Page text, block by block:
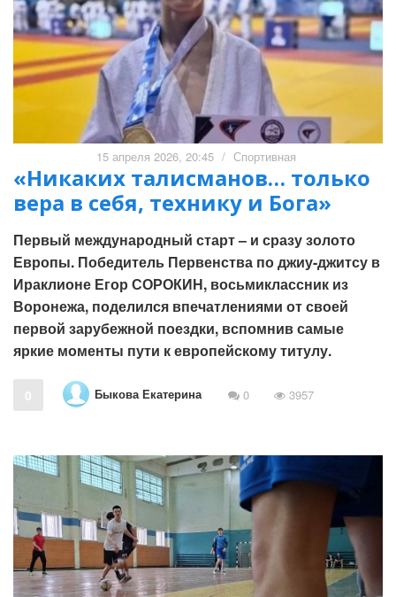
15 апреля 2026, 20:45 / Спортивная
«Никаких талисманов… только
вера в себя, технику и Бога»
Первый международный старт – и сразу золото
Европы. Победитель Первенства по джиу-джитсу в
Ираклионе Егор СОРОКИН, восьмиклассник из
Воронежа, поделился впечатлениями от своей
первой зарубежной поездки, вспомнив самые
яркие моменты пути к европейскому титулу.
0 Быкова Екатерина 0 3957